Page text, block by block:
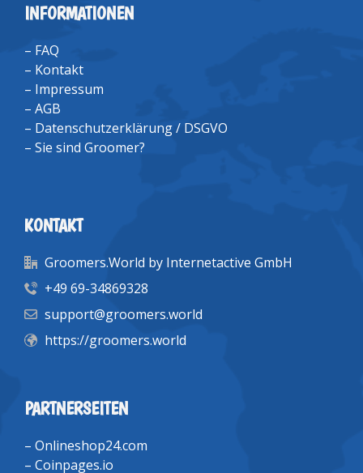
INFORMATIONEN
– FAQ
– Kontakt
– Impressum
– AGB
– Datenschutzerklärung / DSGVO
– Sie sind Groomer?
KONTAKT
Groomers.World by Internetactive GmbH
+49 69-34869328
support@groomers.world
https://groomers.world
PARTNERSEITEN
– Onlineshop24.com
– Coinpages.io